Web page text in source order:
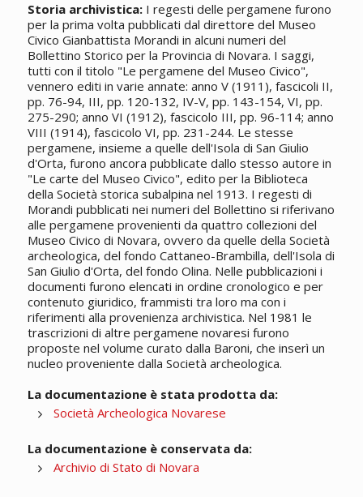
Storia archivistica:I regesti delle pergamene furono
per la prima volta pubblicati dal direttore del Museo
Civico Gianbattista Morandi in alcuni numeri del
Bollettino Storico per la Provincia di Novara. I saggi,
tutti con il titolo "Le pergamene del Museo Civico",
vennero editi in varie annate: anno V (1911), fascicoli II,
pp. 76-94, III, pp. 120-132, IV-V, pp. 143-154, VI, pp.
275-290; anno VI (1912), fascicolo III, pp. 96-114; anno
VIII (1914), fascicolo VI, pp. 231-244. Le stesse
pergamene, insieme a quelle dell'Isola di San Giulio
d'Orta, furono ancora pubblicate dallo stesso autore in
"Le carte del Museo Civico", edito per la Biblioteca
della Società storica subalpina nel 1913. I regesti di
Morandi pubblicati nei numeri del Bollettino si riferivano
alle pergamene provenienti da quattro collezioni del
Museo Civico di Novara, ovvero da quelle della Società
archeologica, del fondo Cattaneo-Brambilla, dell'Isola di
San Giulio d'Orta, del fondo Olina. Nelle pubblicazioni i
documenti furono elencati in ordine cronologico e per
contenuto giuridico, frammisti tra loro ma con i
riferimenti alla provenienza archivistica. Nel 1981 le
trascrizioni di altre pergamene novaresi furono
proposte nel volume curato dalla Baroni, che inserì un
nucleo proveniente dalla Società archeologica.
La documentazione è stata prodotta da:
Società Archeologica Novarese
La documentazione è conservata da:
Archivio di Stato di Novara